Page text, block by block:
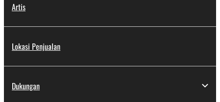
Artis
Lokasi Penjualan
Dukungan